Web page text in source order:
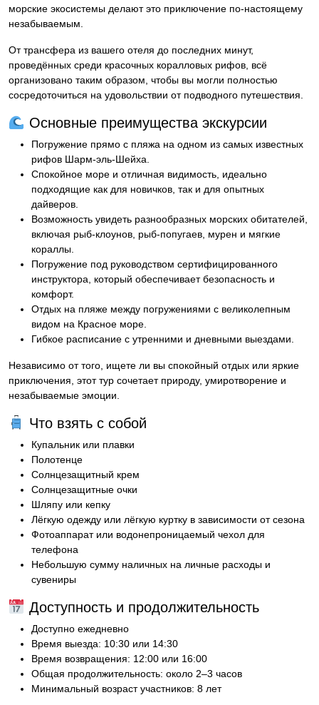
морские экосистемы делают это приключение по-настоящему
незабываемым.
От трансфера из вашего отеля до последних минут,
проведённых среди красочных коралловых рифов, всё
организовано таким образом, чтобы вы могли полностью
сосредоточиться на удовольствии от подводного путешествия.
Основные преимущества экскурсии
Погружение прямо с пляжа на одном из самых известных
рифов Шарм-эль-Шейха.
Спокойное море и отличная видимость, идеально
подходящие как для новичков, так и для опытных
дайверов.
Возможность увидеть разнообразных морских обитателей,
включая рыб-клоунов, рыб-попугаев, мурен и мягкие
кораллы.
Погружение под руководством сертифицированного
инструктора, который обеспечивает безопасность и
комфорт.
Отдых на пляже между погружениями с великолепным
видом на Красное море.
Гибкое расписание с утренними и дневными выездами.
Независимо от того, ищете ли вы спокойный отдых или яркие
приключения, этот тур сочетает природу, умиротворение и
незабываемые эмоции.
Что взять с собой
Купальник или плавки
Полотенце
Солнцезащитный крем
Солнцезащитные очки
Шляпу или кепку
Лёгкую одежду или лёгкую куртку в зависимости от сезона
Фотоаппарат или водонепроницаемый чехол для
телефона
Небольшую сумму наличных на личные расходы и
сувениры
Доступность и продолжительность
Доступно ежедневно
Время выезда: 10:30 или 14:30
Время возвращения: 12:00 или 16:00
Общая продолжительность: около 2–3 часов
Минимальный возраст участников: 8 лет